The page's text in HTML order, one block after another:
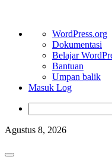
Tentang
WordPress
WordPress.org
Dokumentasi
Belajar
Bantuan
Umpan balik
Masuk Log
Skip
content
Agustus 8, 2026
Primary